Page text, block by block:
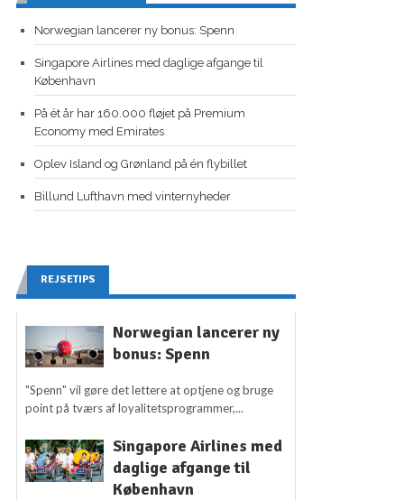
Norwegian lancerer ny bonus: Spenn
Singapore Airlines med daglige afgange til
København
På ét år har 160.000 fløjet på Premium
Economy med Emirates
Oplev Island og Grønland på én flybillet
Billund Lufthavn med vinternyheder
REJSETIPS
Norwegian lancerer ny
bonus: Spenn
"Spenn" vil gøre det lettere at optjene og bruge
point på tværs af loyalitetsprogrammer,...
Singapore Airlines med
daglige afgange til
København